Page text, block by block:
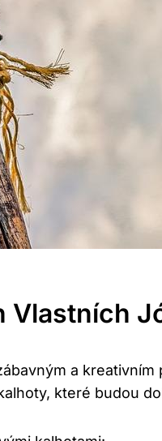
Vlastních
a
které budou